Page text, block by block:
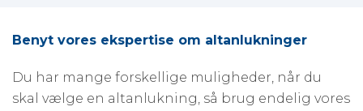
Benyt vores ekspertise om altanlukninger
Du har mange forskellige muligheder, når du
skal vælge en altanlukning, så brug endelig vores